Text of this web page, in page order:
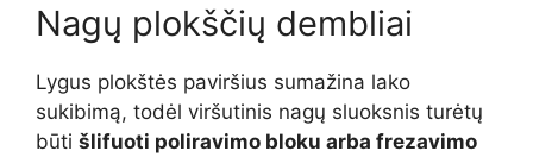
Nagų plokščių dembliai
Lygus plokštės paviršius sumažina lako
sukibimą, todėl viršutinis nagų sluoksnis turėtų
būti šlifuoti poliravimo bloku arba frezavimo